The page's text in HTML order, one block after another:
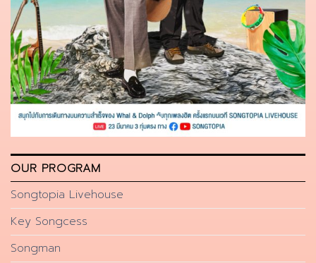
OUR PROGRAM
Songtopia Livehouse
Key Songcess
Songman